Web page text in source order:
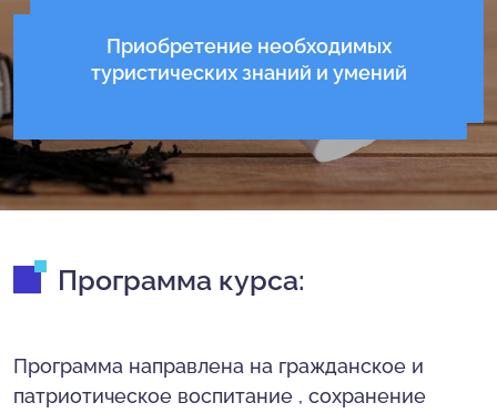
Приобретение необходимых
туристических знаний и умений
Программа курса:
Программа направлена на гражданское и
патриотическое воспитание , сохранение